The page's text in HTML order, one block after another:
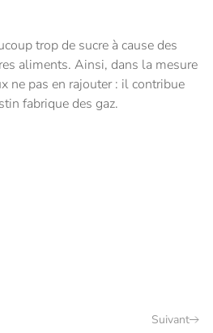
trop de sucre à cause des
aliments. Ainsi, dans la mesure
ne pas en rajouter : il contribue
fabrique des gaz.
Suivant